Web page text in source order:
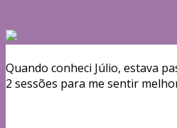
Quando conheci Júlio, estava
2 sessões para me sentir